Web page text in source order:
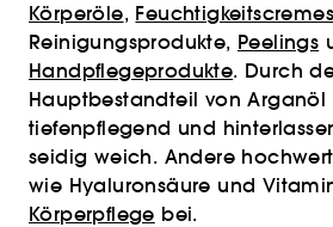
Körperöle, Feuchtigkeitscremes
Reinigungsprodukte, Peelings
Handpflegeprodukte. Durch
Hauptbestandteil von Arganöl
tiefenpflegend und
seidig weich. Andere
wie Hyaluronsäure und
Körperpflege bei.